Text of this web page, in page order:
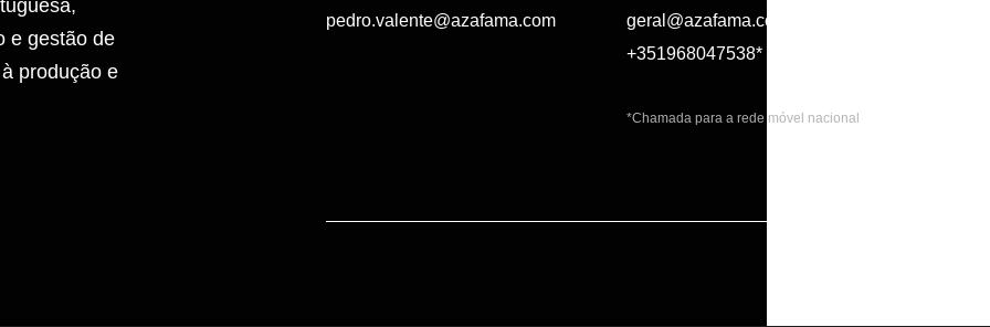
e gestão de
produção e
pedro.valente@azafama.com
geral@azafama.com
+351968047538*
*Chamada para a rede móvel nacional